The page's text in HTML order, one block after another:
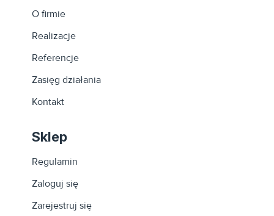
O firmie
Realizacje
Referencje
Zasięg działania
Kontakt
Sklep
Regulamin
Zaloguj się
Zarejestruj się